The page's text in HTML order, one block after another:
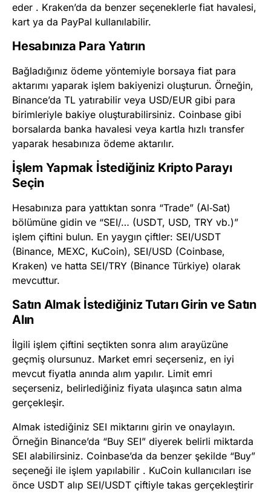
eder . Kraken’da da benzer seçeneklerle fiat havalesi,
kart ya da PayPal kullanılabilir.
Hesabınıza Para Yatırın
Bağladığınız ödeme yöntemiyle borsaya fiat para
aktarımı yaparak işlem bakiyenizi oluşturun. Örneğin,
Binance’da TL yatırabilir veya USD/EUR gibi para
birimleriyle bakiye oluşturabilirsiniz. Coinbase gibi
borsalarda banka havalesi veya kartla hızlı transfer
yaparak hesabınıza ödeme aktarılır.
İşlem Yapmak İstediğiniz Kripto Parayı
Seçin
Hesabınıza para yattıktan sonra “Trade” (Al‑Sat)
bölümüne gidin ve “SEI/… (USDT, USD, TRY vb.)”
işlem çiftini bulun. En yaygın çiftler: SEI/USDT
(Binance, MEXC, KuCoin), SEI/USD (Coinbase,
Kraken) ve hatta SEI/TRY (Binance Türkiye) olarak
mevcuttur.
Satın Almak İstediğiniz Tutarı Girin ve Satın
Alın
İlgili işlem çiftini seçtikten sonra alım arayüzüne
geçmiş olursunuz. Market emri seçerseniz, en iyi
mevcut fiyatla anında alım yapılır. Limit emri
seçerseniz, belirlediğiniz fiyata ulaşınca satın alma
gerçekleşir.
Almak istediğiniz SEI miktarını girin ve onaylayın.
Örneğin Binance’da “Buy SEI” diyerek belirli miktarda
SEI alabilirsiniz. Coinbase’da da benzer şekilde “Buy”
seçeneği ile işlem yapılabilir . KuCoin kullanıcıları ise
önce USDT alıp SEI/USDT çiftiyle takas gerçekleştirir